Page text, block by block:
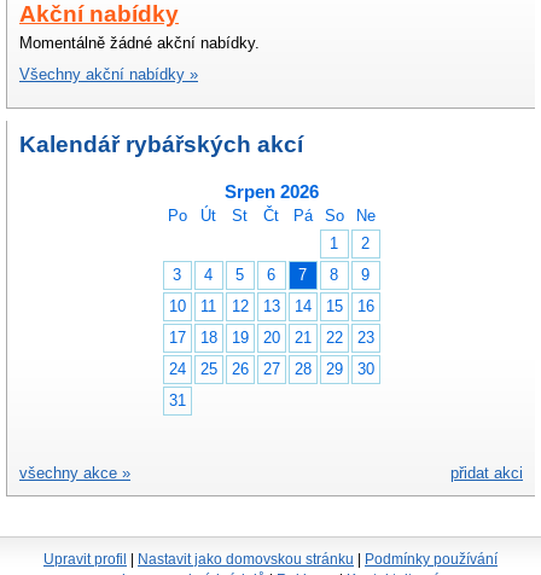
Akční nabídky
Momentálně žádné akční nabídky.
Všechny akční nabídky »
Kalendář rybářských akcí
Srpen 2026
Po Út St Čt Pá So
Ne
1
2
3
4 5 6 7 8
9
10
11 12 13 14 15
16
17
18 19 20 21 22
23
24
25 26 27 28 29
30
31
přidat akci
všechny akce »
Upravit profil Nastavit jako domovskou stránku
Podmínky používání